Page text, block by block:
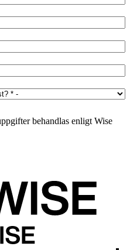
behandlas enligt Wise